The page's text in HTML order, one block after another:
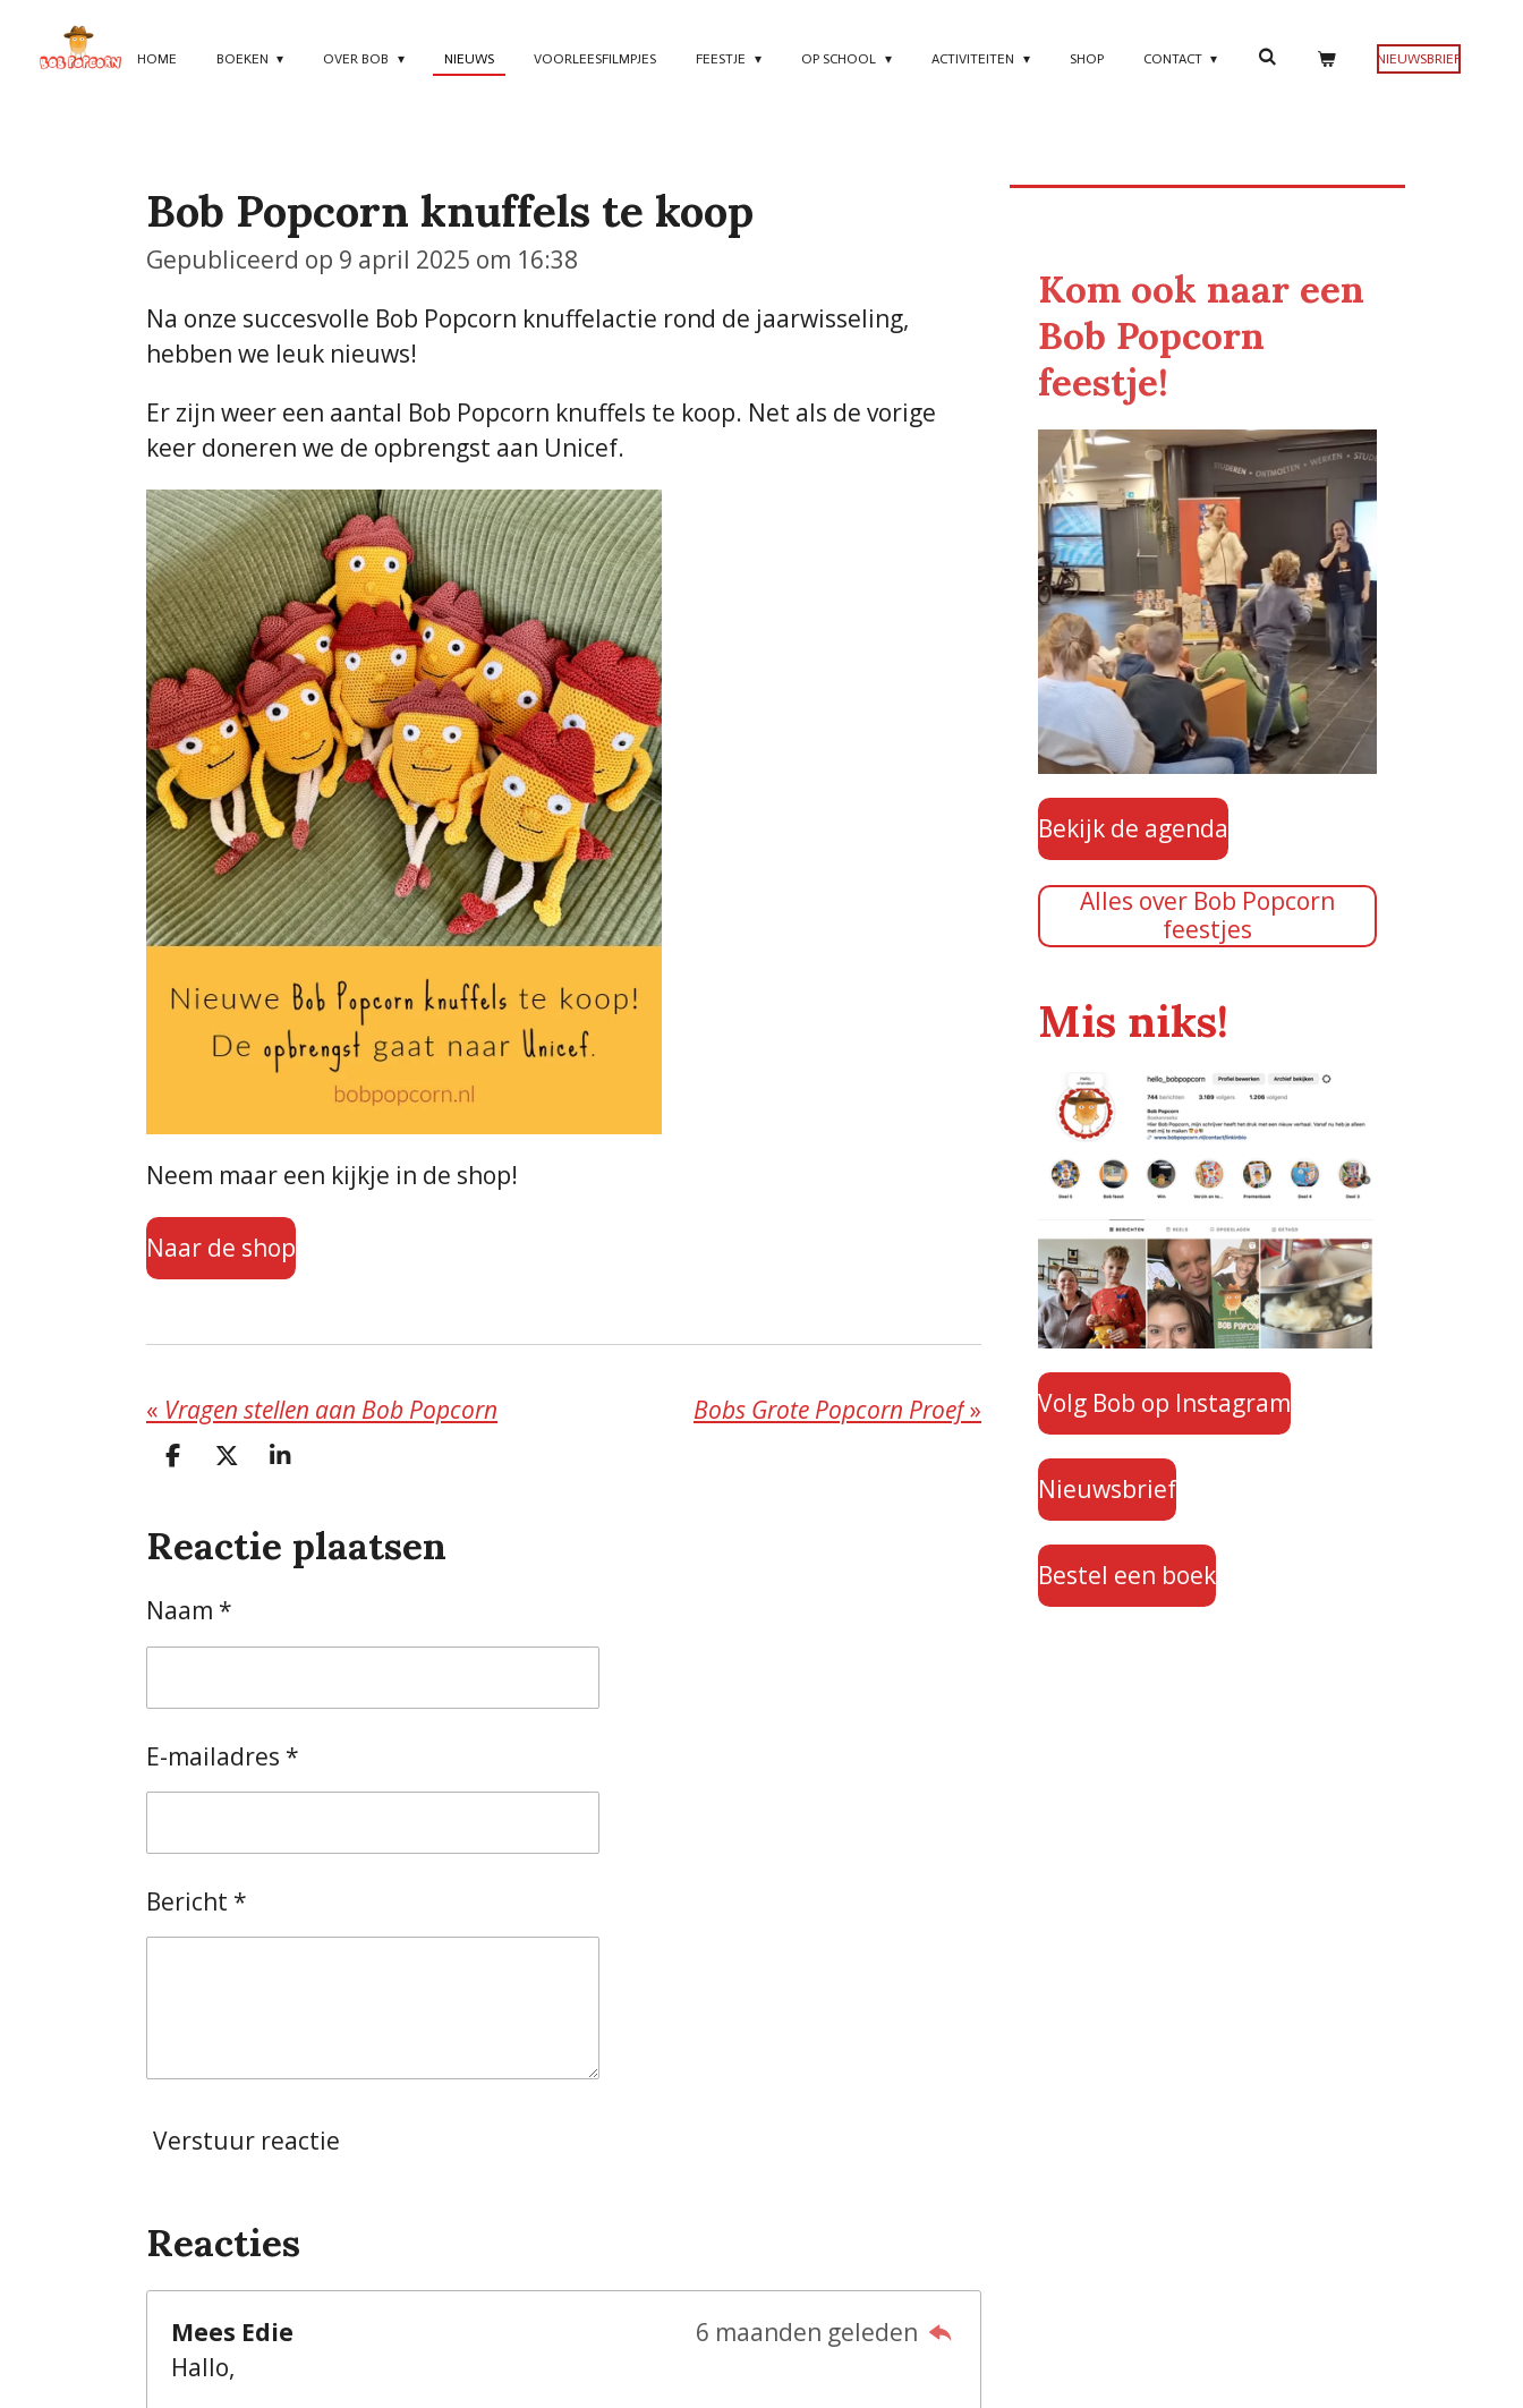
direct
HOME BOEKEN OVER BOB NIEUWS VOORLEESFILMPJES FEESTJE OP SCHOOL ACTIVITEITEN SHOP CONTACT NIEUWSBRIEF
Bob Popcorn knuffels te koop
Gepubliceerd op 9 april 2025 om 16:38
Na onze succesvolle Bob Popcorn knuffelactie rond de jaarwisseling,
hebben we leuk nieuws!
Er zijn weer een aantal Bob Popcorn knuffels te koop. Net als de vorige
keer doneren we de opbrengst aan Unicef.
Neem maar een kijkje in de shop!
Naar de shop
« Vragen stellen aan Bob Popcorn Bobs Grote Popcorn Proef»
D
e
n
D
l
S
r
e
Reactie plaatsen
Naam *
E-mailadres *
Bericht *
Verstuur reactie
Reacties
Mees Edie
6 maanden geleden
Hallo,
Kom ook naar een
Bob Popcorn
feestje!
Bekijk de agenda
Alles over Bob Popcorn
feestjes
Mis niks!
Volg Bob op Instagram
Nieuwsbrief
Bestel een boek